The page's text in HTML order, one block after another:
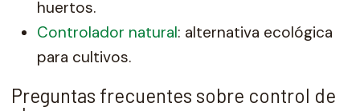
huertos.
Controlador natural: alternativa ecológica
para cultivos.
Preguntas frecuentes sobre control de